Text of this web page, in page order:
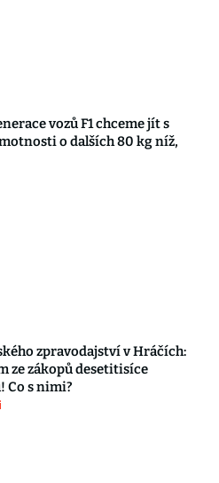
vozů F1 chceme jít s
o dalších 80 kg níž,
zpravodajství v Hráčích:
ze zákopů desetitisíce
Co s nimi?